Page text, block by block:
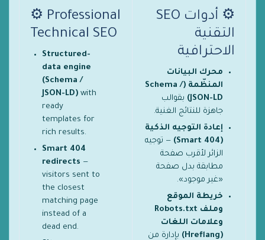
⚙️ أدوات SEO
التقنية
الاحترافية
محرك البيانات
المنظّمة (Schema /
JSON-LD)
بقوالب
جاهزة للنتائج الغنية.
إعادة التوجيه الذكية
(Smart 404)
— توجيه
الزائر لأقرب صفحة
مطابقة بدل صفحة
«غير موجود».
خريطة الموقع
وملف Robots.txt
وعلامات اللغات
(Hreflang)
بإدارة من
⚙️ Professional
Technical SEO
Structured-
data engine
(Schema /
JSON-LD) with
ready
templates for
rich results.
Smart 404
redirects —
visitors sent to
the closest
matching page
instead of a
dead end.